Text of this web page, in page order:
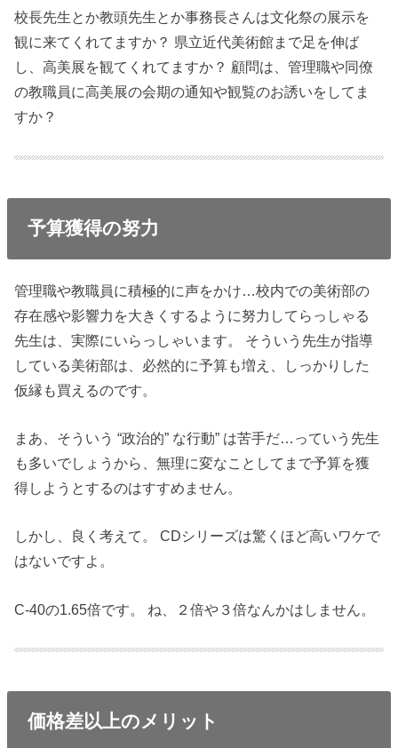
校長先生とか教頭先生とか事務長さんは文化祭の展示を
観に来てくれてますか？ 県立近代美術館まで足を伸ば
し、高美展を観てくれてますか？ 顧問は、管理職や同僚
の教職員に高美展の会期の通知や観覧のお誘いをしてま
すか？
予算獲得の努力
管理職や教職員に積極的に声をかけ…校内での美術部の
存在感や影響力を大きくするように努力してらっしゃる
先生は、実際にいらっしゃいます。 そういう先生が指導
している美術部は、必然的に予算も増え、しっかりした
仮縁も買えるのです。
まあ、そういう “政治的” な行動” は苦手だ…っていう先生
も多いでしょうから、無理に変なことしてまで予算を獲
得しようとするのはすすめません。
しかし、良く考えて。 CDシリーズは驚くほど高いワケで
はないですよ。
C-40の1.65倍です。 ね、２倍や３倍なんかはしません。
価格差以上のメリット